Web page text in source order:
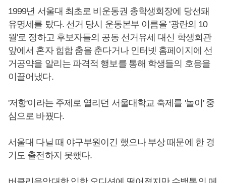
1999년 서울대 최초로 비운동권 총학생회장에 당선돼
유명세를 탔다. 선거 당시 운동본부 이름을 '광란의 10
월'로 정하고 후보자들의 공동 선거유세 대신 학생회관
앞에서 혼자 힙합 춤을 춘다거나 인터넷 홈페이지에 선
거공약을 알리는 파격적 행보를 통해 학생들의 호응을
이끌어냈다.
'저항'이라는 주제로 열리던 서울대학교 축제를 '놀이' 중
심으로 바꿨다.
서울대 다닐 때 야구부원이긴 했으나 부상 때문에 한 경
기도 출전하지 못했다.